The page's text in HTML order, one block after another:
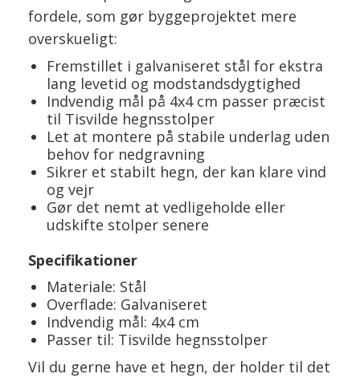
fordele, som gør byggeprojektet mere
overskueligt:
Fremstillet i galvaniseret stål for ekstra
lang levetid og modstandsdygtighed
Indvendig mål på 4x4 cm passer præcist
til Tisvilde hegnsstolper
Let at montere på stabile underlag uden
behov for nedgravning
Sikrer et stabilt hegn, der kan klare vind
og vejr
Gør det nemt at vedligeholde eller
udskifte stolper senere
Specifikationer
Materiale: Stål
Overflade: Galvaniseret
Indvendig mål: 4x4 cm
Passer til: Tisvilde hegnsstolper
Vil du gerne have et hegn, der holder til det